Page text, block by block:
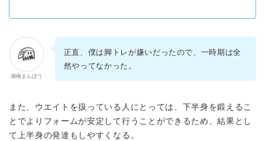
湘南まんぼう
正直、僕は脚トレが嫌いだったので、一時期は全
然やってなかった。
また、ウエイトを扱っている人にとっては、下半身を鍛えるこ
とでよりフォームが安定して行うことができるため、結果とし
て上半身の発達もしやすくなる。